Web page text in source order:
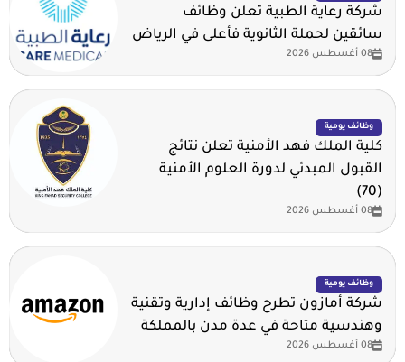
شركة رعاية الطبية تعلن وظائف
سائقين لحملة الثانوية فأعلى في الرياض
08 أغسطس 2026
وظائف يومية
كلية الملك فهد الأمنية تعلن نتائج
القبول المبدئي لدورة العلوم الأمنية
(70)
08 أغسطس 2026
وظائف يومية
شركة أمازون تطرح وظائف إدارية وتقنية
وهندسية متاحة في عدة مدن بالمملكة
08 أغسطس 2026